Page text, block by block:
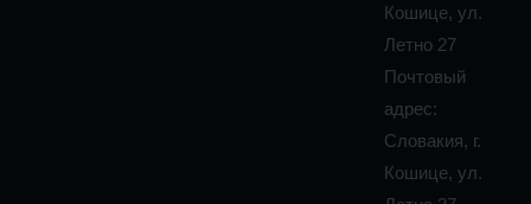
Кошице, ул.
Летно 27
Почтовый
адрес:
Словакия, г.
Кошице, ул.